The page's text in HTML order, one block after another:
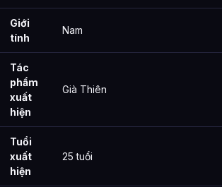
Giới
tính
Nam
Tác
phẩm
xuất
hiện
Già Thiên
Tuổi
xuất
hiện
25 tuổi